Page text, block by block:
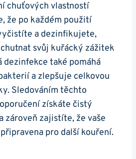
chuťových vlastností
že po každém použití
a dezinfikujete,
svůj kuřácký zážitek
dezinfekce také pomáhá
a zlepšuje celkovou
Sledováním těchto
získáte čistý
zároveň zajistíte, že vaše
pro další kouření.